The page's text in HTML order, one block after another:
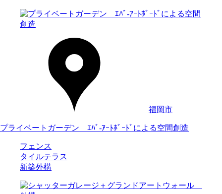
福岡市
プライベートガーデン ｴﾊﾞ-ｱｰﾄﾎﾞｰﾄﾞによる空間創造
フェンス
タイルテラス
新築外構